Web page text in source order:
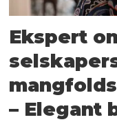
Ekspert
– Elegant